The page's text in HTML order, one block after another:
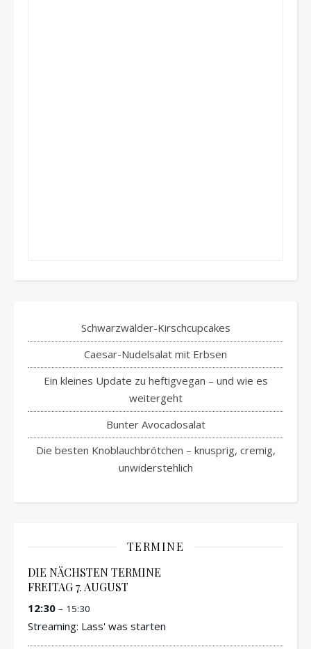
Schwarzwälder-Kirschcupcakes
Caesar-Nudelsalat mit Erbsen
Ein kleines Update zu heftigvegan – und wie es
weitergeht
Bunter Avocadosalat
Die besten Knoblauchbrötchen – knusprig, cremig,
unwiderstehlich
TERMINE
DIE NÄCHSTEN TERMINE
FREITAG7.AUGUST
12:30 – 15:30
Streaming: Lass' was starten